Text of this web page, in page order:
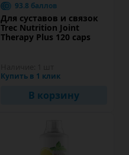
93.8 баллов
Для суставов и связок
Trec Nutrition Joint
Therapy Plus 120 caps
Купить в 1 клик
В корзину